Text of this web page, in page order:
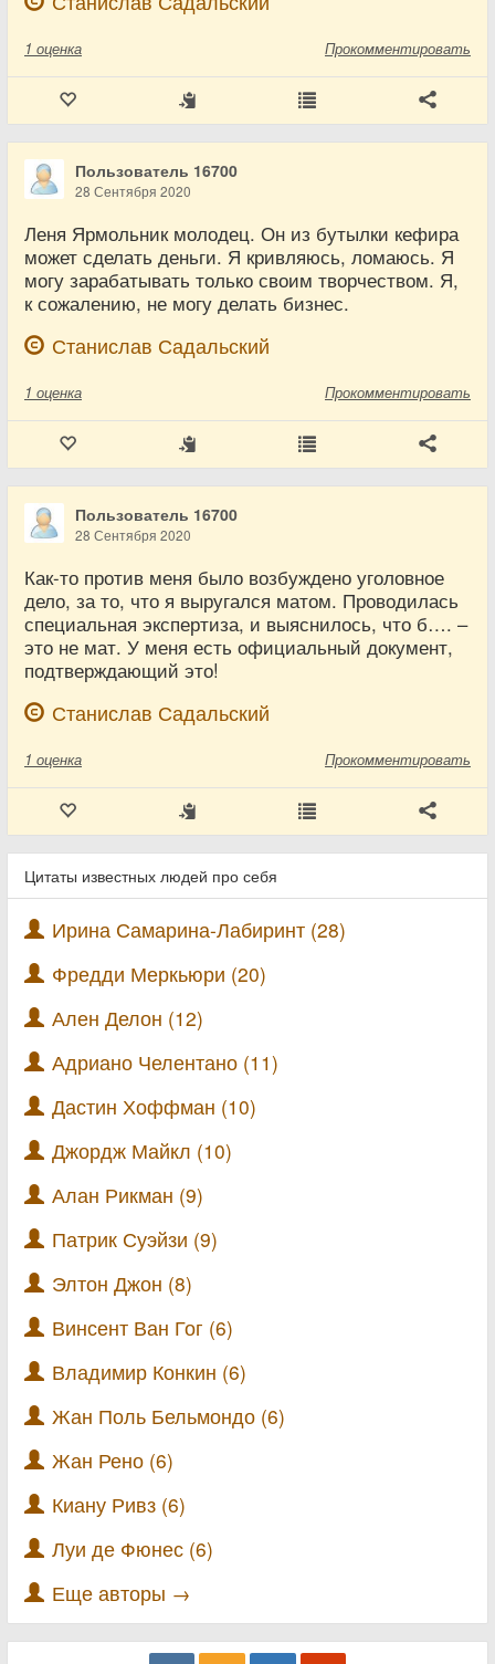
1 оценка Прокомментировать
Пользователь 16700
28 Сентября 2020
Леня Ярмольник молодец. Он из бутылки кефира
может сделать деньги. Я кривляюсь, ломаюсь. Я
могу зарабатывать только своим творчеством. Я,
к сожалению, не могу делать бизнес.
Станислав Садальский
1 оценка Прокомментировать
Пользователь 16700
28 Сентября 2020
Как-то против меня было возбуждено уголовное
дело, за то, что я выругался матом. Проводилась
специальная экспертиза, и выяснилось, что б…. –
это не мат. У меня есть официальный документ,
подтверждающий это!
Станислав Садальский
1 оценка Прокомментировать
Цитаты известных людей про себя
Ирина Самарина-Лабиринт (28)
Фредди Меркьюри (20)
Ален Делон (12)
Адриано Челентано (11)
Дастин Хоффман (10)
Джордж Майкл (10)
Алан Рикман (9)
Патрик Суэйзи (9)
Элтон Джон (8)
Винсент Ван Гог (6)
Владимир Конкин (6)
Жан Поль Бельмондо (6)
Жан Рено (6)
Киану Ривз (6)
Луи де Фюнес (6)
Еще авторы →